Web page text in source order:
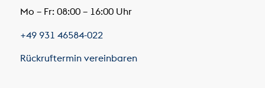
Mo – Fr: 08:00 – 16:00 Uhr
+49 931 46584-022
Rückruftermin vereinbaren